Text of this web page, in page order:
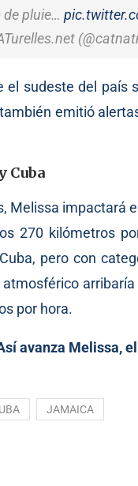
de pluie…
el sudeste del país
emitió
Cuba
Melissa impactará
270 kilómetros
pero con
por hora.
avanza Melissa,
JAMAICA